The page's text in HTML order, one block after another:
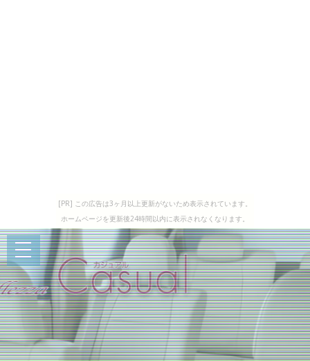
[PR] この広告は3ヶ月以上更新がないため表示されています。
ホームページを更新後24時間以内に表示されなくなります。